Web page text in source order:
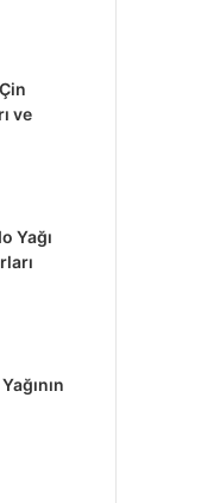
ve
Yağı